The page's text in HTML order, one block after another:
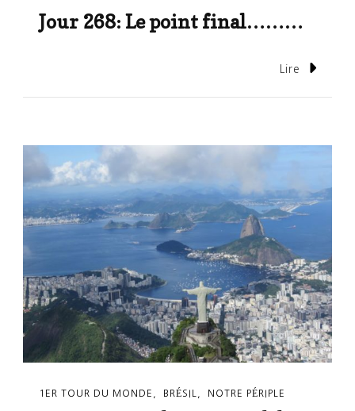
Jour 268: Le point final………
Lire
1ER TOUR DU MONDE BRÉSIL NOTRE PÉRIPLE